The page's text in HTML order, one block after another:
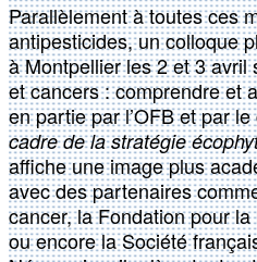
Parallèlement à toutes ces
antipesticides, un colloque
à Montpellier les 2 et 3 avril
et cancers : comprendre et
en partie par l’OFB et par
cadre de la stratégie
affiche une image plus
avec des partenaires
cancer, la Fondation pour
ou encore la Société